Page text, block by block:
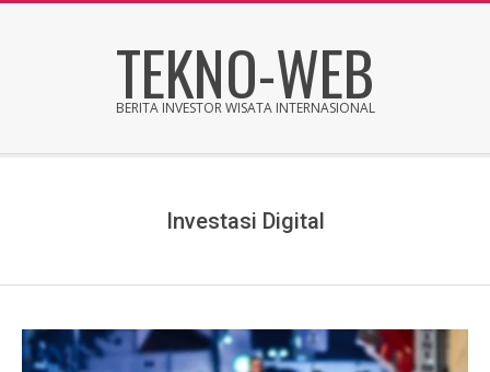
TEKNO-WEB
BERITA INVESTOR WISATA INTERNASIONAL
Investasi Digital